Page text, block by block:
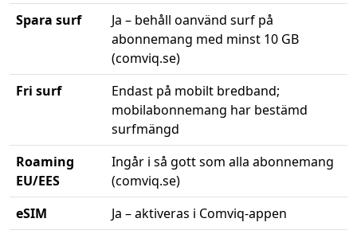
Spara surf
Ja – behåll oanvänd surf på
abonnemang med minst 10 GB
(comviq.se)
Fri surf
Endast på mobilt bredband;
mobilabonnemang har bestämd
surfmängd
Roaming
EU/EES
Ingår i så gott som alla abonnemang
(comviq.se)
eSIM
Ja – aktiveras i Comviq-appen